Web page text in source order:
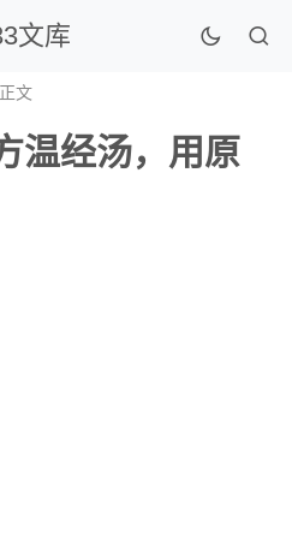
文库
文
温经汤，用原